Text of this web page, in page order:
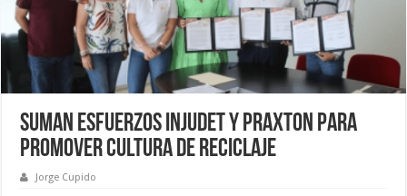
Suman esfuerzos Injudet y PRAXTON para
promover cultura de reciclaje
Jorge Cupido